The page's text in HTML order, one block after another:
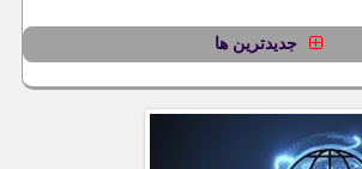
جدیدترین ها